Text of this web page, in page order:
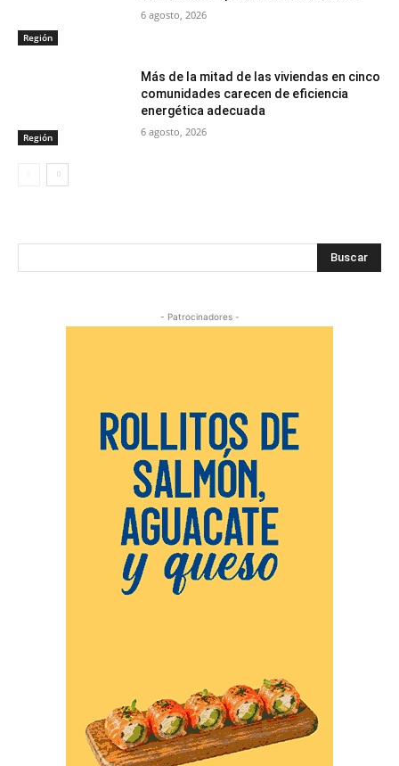
Región
6 agosto, 2026
Región
Más de la mitad de las viviendas en cinco
comunidades carecen de eficiencia
energética adecuada
6 agosto, 2026
Buscar
- Patrocinadores -